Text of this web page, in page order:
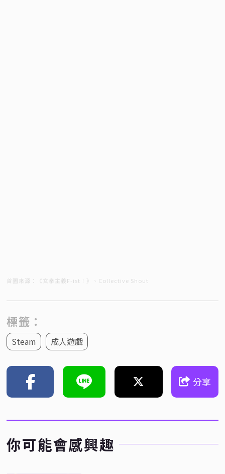
首圖來源：《女拳主義F-ist！》、Collective Shout
標籤：
Steam 成人遊戲
分享
你可能會感興趣